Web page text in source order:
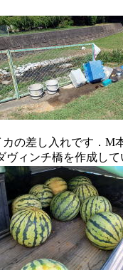
カの差し入れです．M
ヴィンチ橋を作成し